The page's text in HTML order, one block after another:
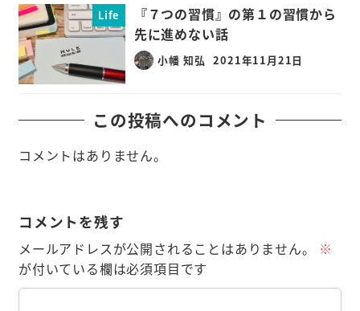
Life
『７つの習慣』の第１の習慣から
先に進めない話
小幡 知弘 2021年11月21日
この投稿へのコメント
コメントはありません。
コメントを残す
メールアドレスが公開されることはありません。
※
が付いている欄は必須項目です